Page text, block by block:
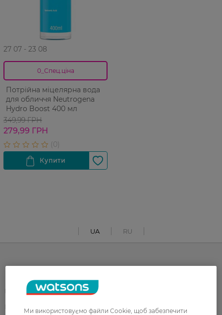
27 07 - 23 08
0_Спец.ціна
Потрійна міцелярна вода
для обличчя Neutrogena
Hydro Boost 400 мл
349,99 ГРН
279,99 ГРН
UA RU
Корейска косметика
Парфуми Здоров'я
Ми використовуємо файли Cookie, щоб забезпечити